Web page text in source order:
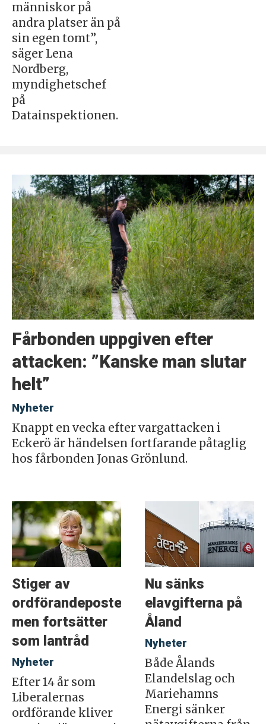
människor på
andra platser än på
sin egen tomt”,
säger Lena
Nordberg,
myndighetschef
på
Datainspektionen.
Fårbonden uppgiven efter
attacken: ”Kanske man slutar
helt”
Nyheter
Knappt en vecka efter vargattacken i
Eckerö är händelsen fortfarande påtaglig
hos fårbonden Jonas Grönlund.
Stiger av
ordförandeposten
men fortsätter
som lantråd
Nyheter
Efter 14 år som
Liberalernas
ordförande kliver
Nu sänks
elavgifterna på
Åland
Nyheter
Både Ålands
Elandelslag och
Mariehamns
Energi sänker